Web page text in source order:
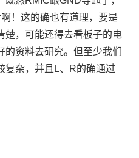
！这的确也有道理，要是
楚，可能还得去看板子的电
资料去研究。但至少我们
复杂，并且L、R的确通过